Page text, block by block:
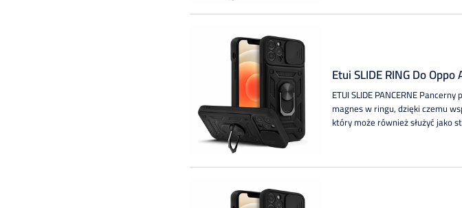
Etui SLIDE RING Do
ETUI SLIDE PANCERNE
magnes w ringu, dzięki czemu
który może również służyć jako